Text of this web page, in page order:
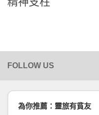
為你推薦：靈旅有貧友